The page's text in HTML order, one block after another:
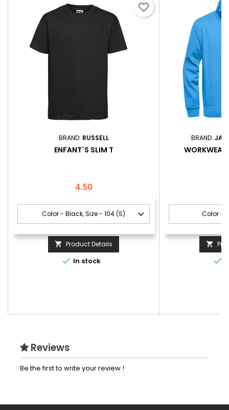
BRAND: RUSSELL
ENFANT´S SLIM T
Price
4.50
 Product Details
 In stock
favorite_border
BRAND:


Reviews
Be the first to write your review !